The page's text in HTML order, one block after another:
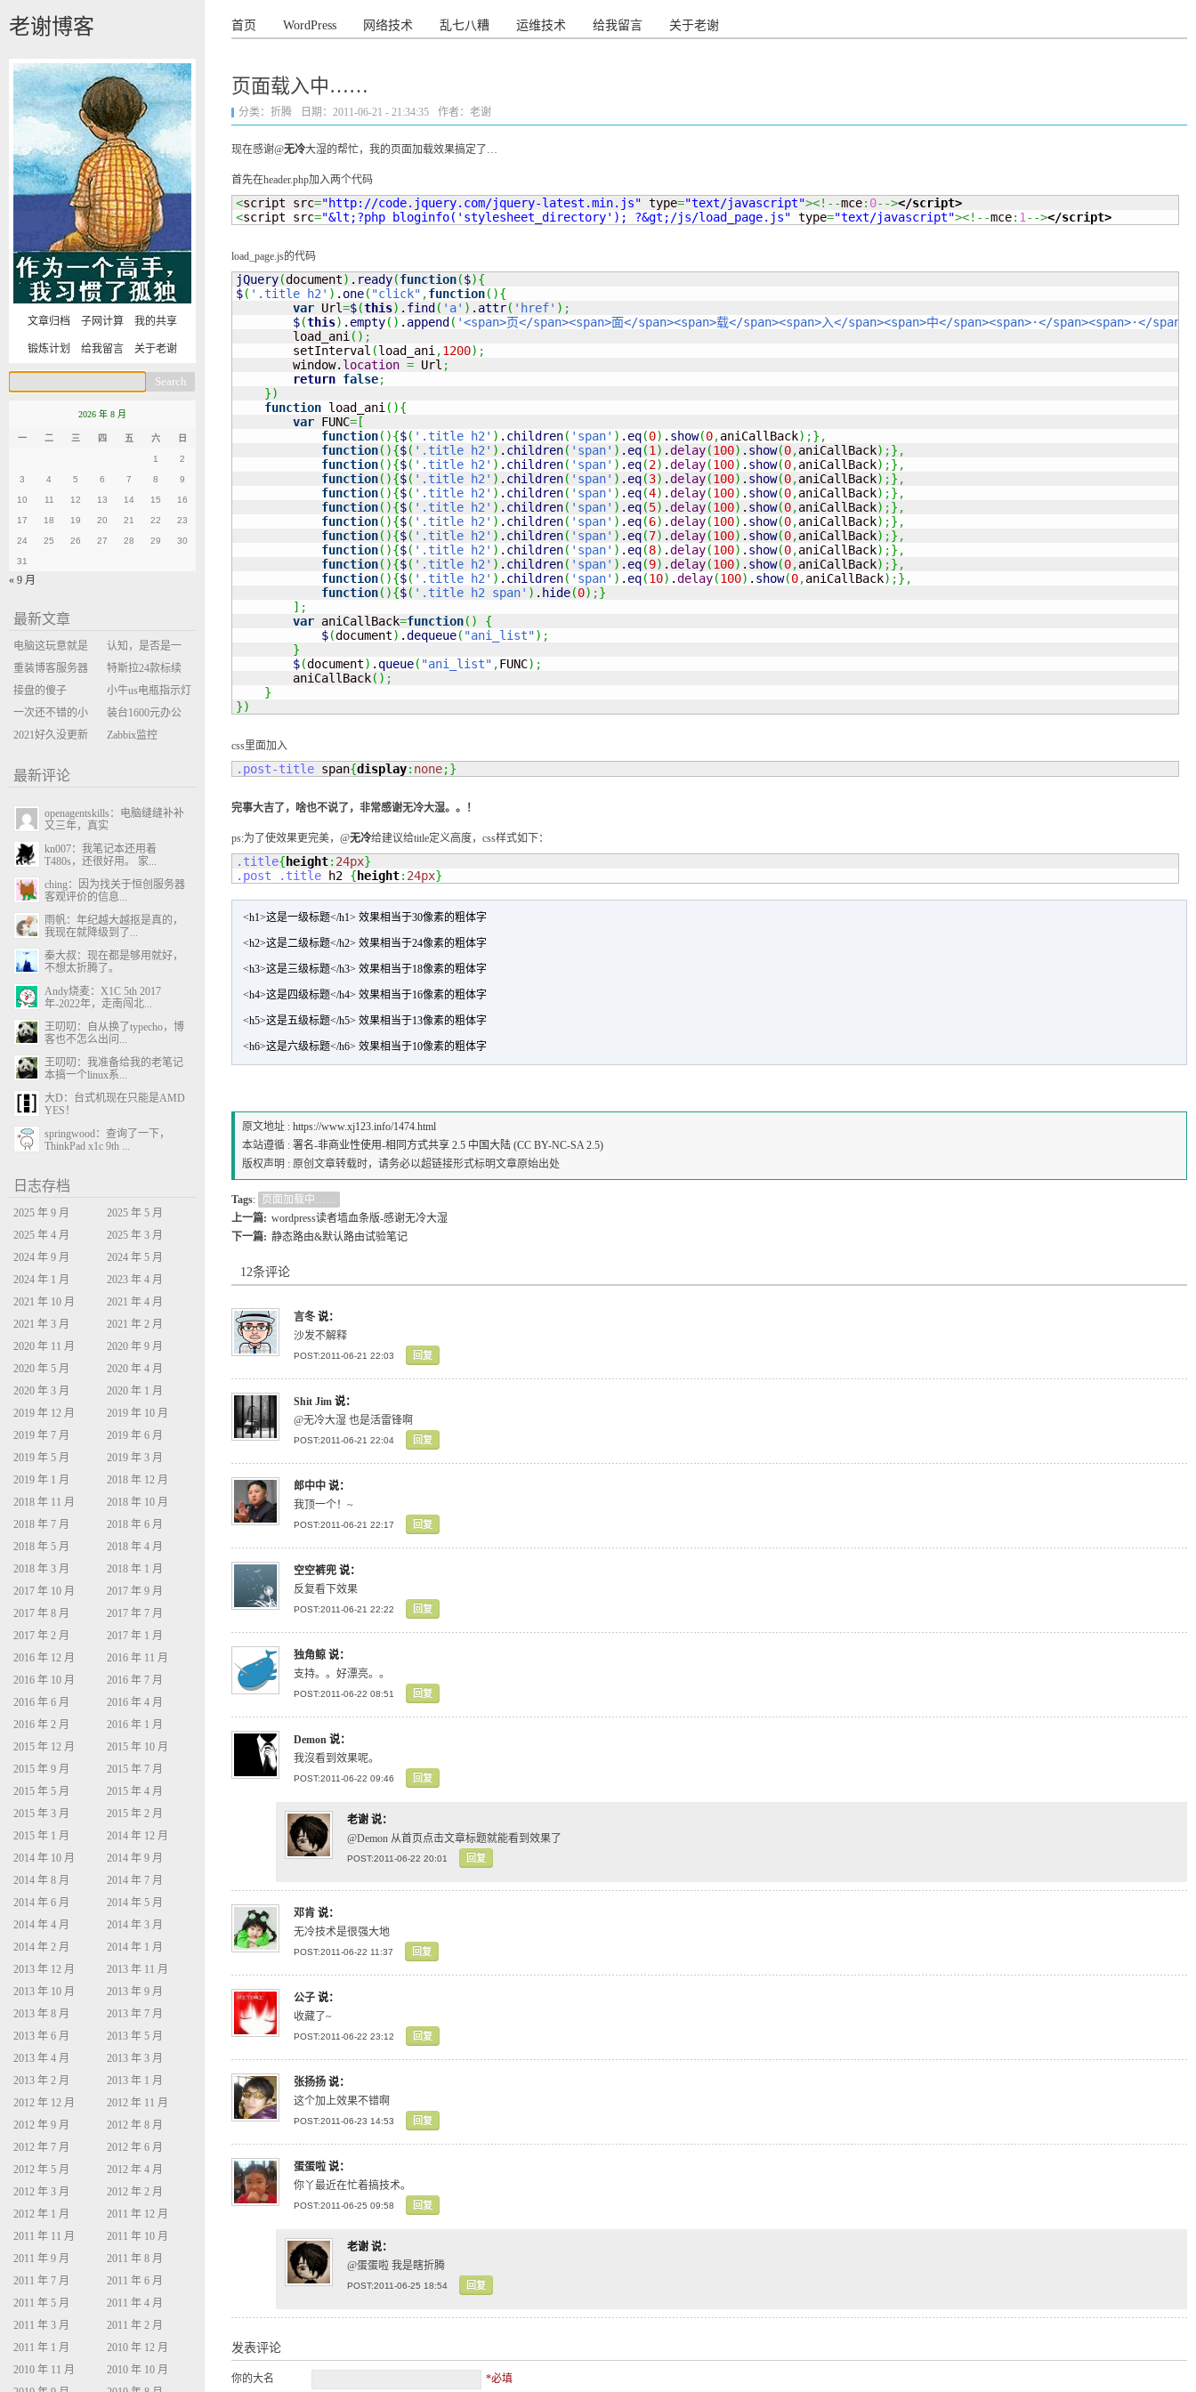
老谢博客 首页 WordPress 网络技术 乱七八糟 运维技术 给我留言 关于老谢
页面载入中……
分类： 折腾 日期：2011-06-21 - 21:34:35 作者：老谢
现在感谢@无冷大湿的帮忙，我的页面加载效果搞定了…
首先在header.php加入两个代码
<script src="http://code.jquery.com/jquery-latest.min.js" type="text/javascript"><!--mce: 0--></script>
<script src="&lt;?php bloginfo('stylesheet_directory'); ?&gt;/js/load_page.js" type="text/javascript"><!--mce: 1 --></script>
load_page.js的代码
jQuery(document) . ready(function($){
$( '.title h2' ) . one( "click" ,function( ){
var Url=$(this) . find ( 'a' ) . attr( 'href' ) ;
$(this) . empty( ) . append ( '<span>页</span><span>面</span><span>载</span><span>入</span><span>中</span><span>·</span><span>·</
        load_ani
( ) ;
        setInterval
(load_ani ,1200) ;
        window.
location = Url ;
return false;
})
function load_ani ( ){
var FUNC= [
function( ){$( '.title h2' ) . children( 'span' ) . eq(0) . show(0,aniCallBack) ;} ,
function( ){$( '.title h2' ) . children( 'span' ) . eq(1 ) .delay(100) . show(0,aniCallBack) ;} ,
function( ){$( '.title h2' ) . children( 'span' ) . eq(2) .delay(100) . show(0,aniCallBack) ;} ,
function( ){$( '.title h2' ) . children( 'span' ) . eq(3) .delay(100) . show(0,aniCallBack) ;} ,
function( ){$( '.title h2' ) . children( 'span' ) . eq(4) .delay(100) . show(0,aniCallBack) ;} ,
function( ){$( '.title h2' ) . children( 'span' ) . eq(5) .delay(100) . show(0,aniCallBack) ;} ,
function( ){$( '.title h2' ) . children( 'span' ) . eq(6) .delay(100) . show(0,aniCallBack) ;} ,
function( ){$( '.title h2' ) . children( 'span' ) . eq(7) .delay(100) . show(0,aniCallBack) ;} ,
function( ){$( '.title h2' ) . children( 'span' ) . eq(8) .delay(100) . show(0,aniCallBack) ;} ,
function( ){$( '.title h2' ) . children( 'span' ) . eq(9) .delay(100) . show(0,aniCallBack) ;} ,
function( ){$( '.title h2' ) . children( 'span' ) . eq(10) .delay(100) . show(0,aniCallBack) ;} ,
function( ){$( '.title h2 span' ) . hide(0) ;}
] ;
var aniCallBack=function( )
{
$(document) .dequeue( "ani_list") ;
}
$(document) . queue( "ani_list" ,FUNC) ;
        aniCallBack
( ) ;
}
})
css里面加入
.post-title span{display: none;}
完事大吉了，啥也不说了，非常感谢无冷大湿。。！
ps:为了使效果更完美，@无冷给建议给title定义高度，css样式如下：
.title{ height: 24px}
.post
.title h2 { height: 24px}
<h1>这是一级标题</h1> 效果相当于30像素的粗体字
<h2>这是二级标题</h2> 效果相当于24像素的粗体字
<h3>这是三级标题</h3> 效果相当于18像素的粗体字
<h4>这是四级标题</h4> 效果相当于16像素的粗体字
<h5>这是五级标题</h5> 效果相当于13像素的粗体字
<h6>这是六级标题</h6> 效果相当于10像素的粗体字
原文地址 :https://www.xj123.info/1474.html
本站遵循 :署名-非商业性使用-相同方式共享 2.5 中国大陆 (CC BY-NC-SA 2.5)
版权声明 : 原创文章转载时，请务必以超链接形式标明文章原始出处
Tags:
页面加载中……
上一篇: wordpress读者墙血条版-感谢无冷大湿
下一篇: 静态路由&默认路由试验笔记
12条评论
言冬 说：
沙发不解释
POST:2011-06-21 22:03 回复
Shit Jim 说：
@无冷大湿 也是活雷锋啊
POST:2011-06-21 22:04 回复
郎中中 说：
我顶一个！~
POST:2011-06-21 22:17 回复
空空裤兜 说：
反复看下效果
POST:2011-06-21 22:22 回复
独角鲸 说：
支持。。好漂亮。。
POST:2011-06-22 08:51 回复
Demon 说：
我沒看到效果呢。
POST:2011-06-22 09:46 回复
老谢 说：
@Demon 从首页点击文章标题就能看到效果了
POST:2011-06-22 20:01 回复
邓肯 说：
无冷技术是很强大地
POST:2011-06-22 11:37 回复
公子 说：
收藏了~
POST:2011-06-22 23:12 回复
张扬扬 说：
这个加上效果不错啊
POST:2011-06-23 14:53 回复
蛋蛋啦 说：
你丫最近在忙着搞技术。
POST:2011-06-25 09:58 回复
老谢 说：
@蛋蛋啦 我是瞎折腾
POST:2011-06-25 18:54 回复
发表评论
你的大名 *必填
文章归档 子网计算 我的共享
锻炼计划 给我留言 关于老谢
2026 年 8 月
一 二 三 四 五 六 日
1 2
3 4 5 6 7 8 9
10 11 12 13 14 15 16
17 18 19 20 21 22 23
24 25 26 27 28 29 30
31
« 9 月
最新文章
电脑这玩意就是
缝缝补补的事
认知，是否是一
座大山？当架构
决策变成配置清
单比价
重装博客服务器
环境
特斯拉24款标续
Model Y 2万公里
使用体验
接盘的傻子
小牛us电瓶指示灯
闪三次不上电
一次还不错的小
米售后体验
装台1600元办公
主机
2021好久没更新
Zabbix监控
最新评论
openagentskills：电脑缝缝补补
又三年，真实
kn007：我笔记本还用着
T480s，还很好用。 家...
ching：因为找关于恒创服务器
客观评价的信息...
雨帆：年纪越大越抠是真的，
我现在就降级到了...
秦大叔：现在都是够用就好，
不想太折腾了。
Andy烧麦：X1C 5th 2017
年-2022年，走南闯北...
王叨叨：自从换了typecho，博
客也不怎么出问...
王叨叨：我准备给我的老笔记
本搞一个linux系...
大D：台式机现在只能是AMD
YES！
springwood：查询了一下，
ThinkPad x1c 9th ...
日志存档
2025 年 9 月
2025 年 5 月
2025 年 4 月
2025 年 3 月
2024 年 9 月
2024 年 5 月
2024 年 1 月
2023 年 4 月
2021 年 10 月
2021 年 4 月
2021 年 3 月
2021 年 2 月
2020 年 11 月
2020 年 9 月
2020 年 5 月
2020 年 4 月
2020 年 3 月
2020 年 1 月
2019 年 12 月
2019 年 10 月
2019 年 7 月
2019 年 6 月
2019 年 5 月
2019 年 3 月
2019 年 1 月
2018 年 12 月
2018 年 11 月
2018 年 10 月
2018 年 7 月
2018 年 6 月
2018 年 5 月
2018 年 4 月
2018 年 3 月
2018 年 1 月
2017 年 10 月
2017 年 9 月
2017 年 8 月
2017 年 7 月
2017 年 2 月
2017 年 1 月
2016 年 12 月
2016 年 11 月
2016 年 10 月
2016 年 7 月
2016 年 6 月
2016 年 4 月
2016 年 2 月
2016 年 1 月
2015 年 12 月
2015 年 10 月
2015 年 9 月
2015 年 7 月
2015 年 5 月
2015 年 4 月
2015 年 3 月
2015 年 2 月
2015 年 1 月
2014 年 12 月
2014 年 10 月
2014 年 9 月
2014 年 8 月
2014 年 7 月
2014 年 6 月
2014 年 5 月
2014 年 4 月
2014 年 3 月
2014 年 2 月
2014 年 1 月
2013 年 12 月
2013 年 11 月
2013 年 10 月
2013 年 9 月
2013 年 8 月
2013 年 7 月
2013 年 6 月
2013 年 5 月
2013 年 4 月
2013 年 3 月
2013 年 2 月
2013 年 1 月
2012 年 12 月
2012 年 11 月
2012 年 9 月
2012 年 8 月
2012 年 7 月
2012 年 6 月
2012 年 5 月
2012 年 4 月
2012 年 3 月
2012 年 2 月
2012 年 1 月
2011 年 12 月
2011 年 11 月
2011 年 10 月
2011 年 9 月
2011 年 8 月
2011 年 7 月
2011 年 6 月
2011 年 5 月
2011 年 4 月
2011 年 3 月
2011 年 2 月
2011 年 1 月
2010 年 12 月
2010 年 11 月
2010 年 10 月